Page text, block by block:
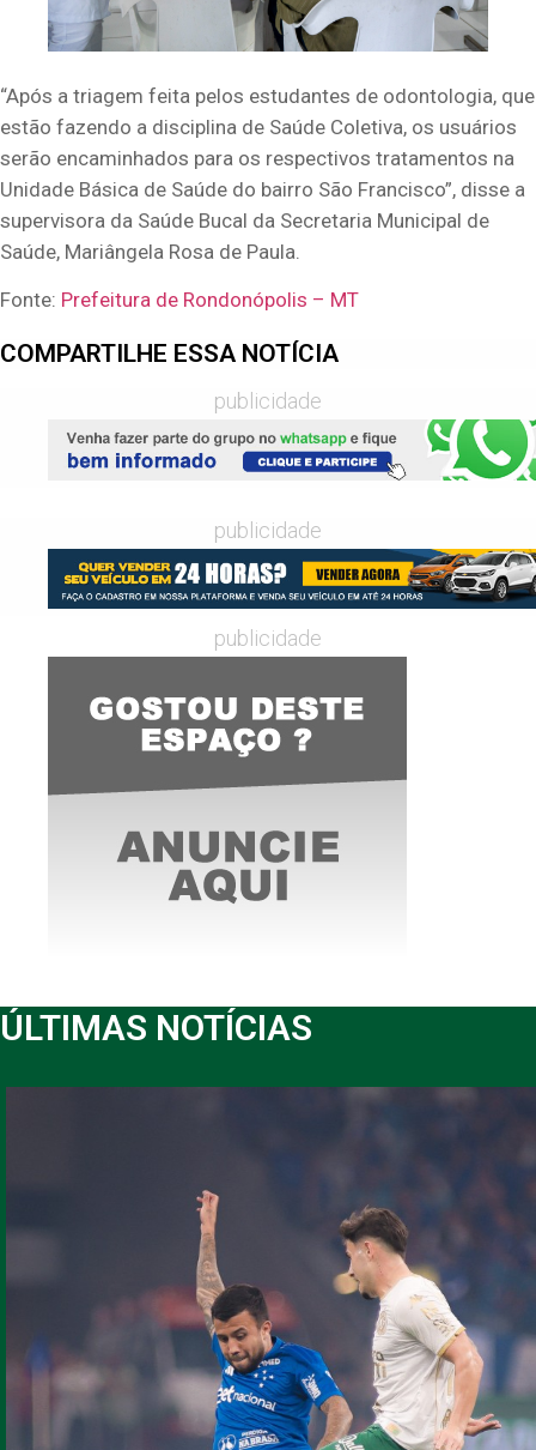
“Após a triagem feita pelos estudantes de odontologia, que
estão fazendo a disciplina de Saúde Coletiva, os usuários
serão encaminhados para os respectivos tratamentos na
Unidade Básica de Saúde do bairro São Francisco”, disse a
supervisora da Saúde Bucal da Secretaria Municipal de
Saúde, Mariângela Rosa de Paula.
Fonte: Prefeitura de Rondonópolis – MT
COMPARTILHE ESSA NOTÍCIA
publicidade
publicidade
publicidade
ÚLTIMAS NOTÍCIAS